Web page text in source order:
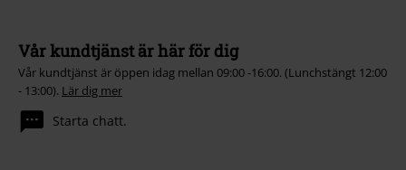
Vår kundtjänst är här för dig
Vår kundtjänst är öppen idag mellan 09:00 -16:00. (Lunchstängt 12:00
- 13:00). Lär dig mer
Starta chatt.